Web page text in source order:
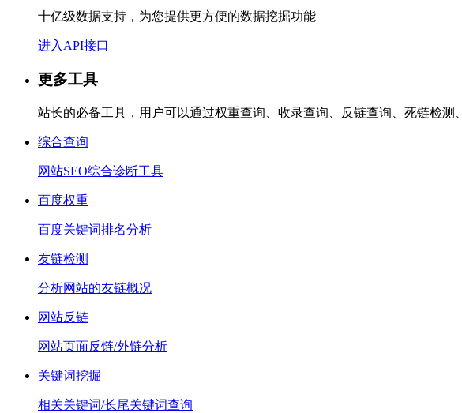
十亿级数据支持，为您提供更方便的数据挖掘功能
进入API接口
更多工具
站长的必备工具，用户可以通过权重查询、收录查询、反链查询、死链检
综合查询
网站SEO综合诊断工具
百度权重
百度关键词排名分析
友链检测
分析网站的友链概况
网站反链
网站页面反链/外链分析
关键词挖掘
相关关键词/长尾关键词查询